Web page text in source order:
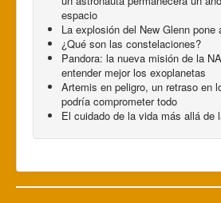
espacio
La explosión del New Glenn pone
¿Qué son las constelaciones?
Pandora: la nueva misión de la
entender mejor los exoplanetas
Artemis en peligro, un retraso en
podría comprometer todo
El cuidado de la vida más allá de